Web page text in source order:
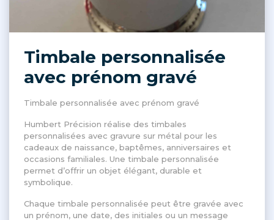
Timbale personnalisée
avec prénom gravé
Timbale personnalisée avec prénom gravé
Humbert Précision réalise des timbales
personnalisées avec gravure sur métal pour les
cadeaux de naissance, baptêmes, anniversaires et
occasions familiales. Une timbale personnalisée
permet d’offrir un objet élégant, durable et
symbolique.
Chaque timbale personnalisée peut être gravée avec
un prénom, une date, des initiales ou un message